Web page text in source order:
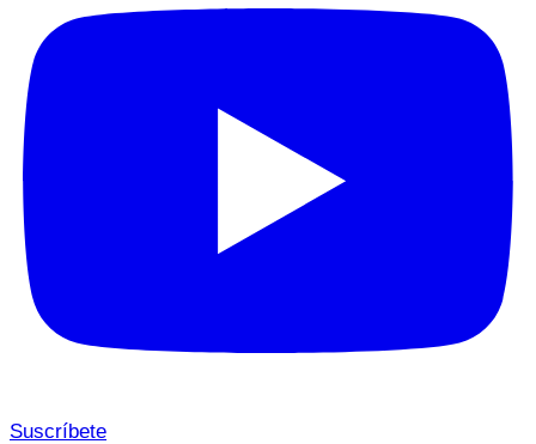
Suscríbete